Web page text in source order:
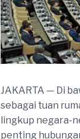
JAKARTA — Di
sebagai tuan
lingkup negara-
penting